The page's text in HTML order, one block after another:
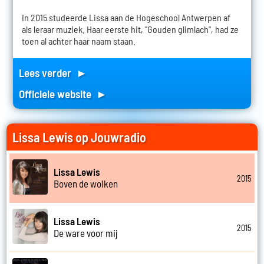
In 2015 studeerde Lissa aan de Hogeschool Antwerpen af
als leraar muziek. Haar eerste hit, "Gouden glimlach", had ze
toen al achter haar naam staan.
Lees verder ►
Officiele website ►
Lissa Lewis op Jouwradio
Lissa Lewis
Boven de wolken
2015
Lissa Lewis
De ware voor mij
2015